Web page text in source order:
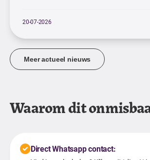
20-07-2026
Meer actueel nieuws
Waarom dit
Direct Whatsapp contact: